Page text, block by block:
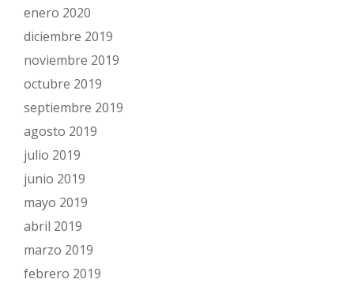
enero 2020
diciembre 2019
noviembre 2019
octubre 2019
septiembre 2019
agosto 2019
julio 2019
junio 2019
mayo 2019
abril 2019
marzo 2019
febrero 2019